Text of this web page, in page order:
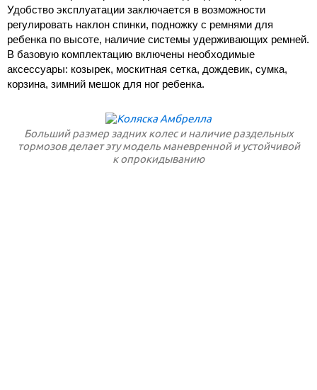
Удобство эксплуатации заключается в возможности
регулировать наклон спинки, подножку с ремнями для
ребенка по высоте, наличие системы удерживающих ремней.
В базовую комплектацию включены необходимые
аксессуары: козырек, москитная сетка, дождевик, сумка,
корзина, зимний мешок для ног ребенка.
Больший размер задних колес и наличие раздельных
тормозов делает эту модель маневренной и устойчивой
к опрокидыванию